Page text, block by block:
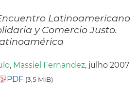
Latinoamericano
y Comercio Justo.
, Massiel Fernandez, julho 2007
PDF (3,5 MiB)